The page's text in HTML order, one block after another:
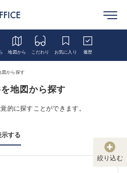
地図から こだわり お気に入り 履歴
図から探す
地図から探す
的に探すことができます。
する
絞り込む